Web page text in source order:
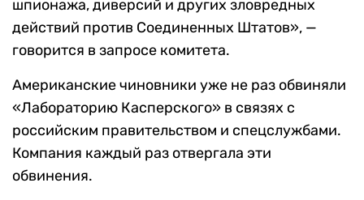
шпионажа, диверсий и других зловредных
действий против Соединенных Штатов», —
говорится в запросе комитета.
Американские чиновники уже не раз обвиняли
«Лабораторию Касперского» в связях с
российским правительством и спецслужбами.
Компания каждый раз отвергала эти
обвинения.